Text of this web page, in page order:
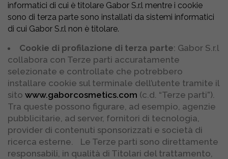
informatici di cui è titolare Gabor S.r.l mentre i cookie
sono di terza parte sono installati da sistemi informatici
di cui Gabor S.r.l non è titolare.
Cookie di profilazione di terza parte: Gabor S.r.l
collabora con Terze parti accuratamente
selezionate e controllate che potrebbero
installare cookie sul terminale dell’utente tramite il
sito www.gaborcosmetics.com (c.d. “Terze parti”).
Tra queste possono figurare, ad esempio, agenzie
pubblicitarie, ad server, fornitori di tecnologia,
provider di contenuti sponsorizzati e società di
ricerca esterne. Le Terze parti sono direttamente
responsabili, in qualità di Titolari del trattamento,